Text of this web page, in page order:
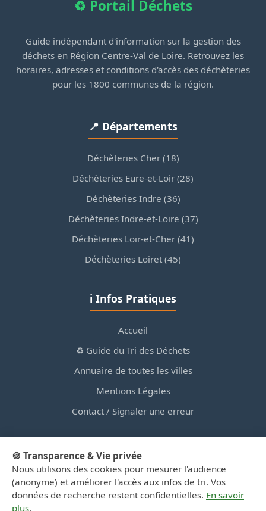
♻️ Portail Déchets
Guide indépendant d'information sur la gestion des
déchets en Région Centre-Val de Loire. Retrouvez les
horaires, adresses et conditions d'accès des déchèteries
pour les 1800 communes de la région.
📍 Départements
Déchèteries Cher (18)
Déchèteries Eure-et-Loir (28)
Déchèteries Indre (36)
Déchèteries Indre-et-Loire (37)
Déchèteries Loir-et-Cher (41)
Déchèteries Loiret (45)
ℹ️ Infos Pratiques
Accueil
♻️ Guide du Tri des Déchets
Annuaire de toutes les villes
Mentions Légales
Contact / Signaler une erreur
© 2026 PortailDesDechetsEnRegionCentre.fr — Site
d'information privé, non affilié aux collectivités.
🍪 Transparence & Vie privée
Nous utilisons des cookies pour mesurer l'audience
(anonyme) et améliorer l'accès aux infos de tri. Vos
données de recherche restent confidentielles. En savoir
plus.